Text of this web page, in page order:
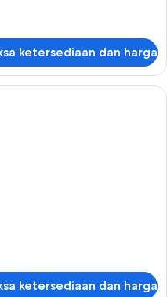
ketersediaan dan harga
premium, selimut bulu angsa,
ketersediaan dan harga